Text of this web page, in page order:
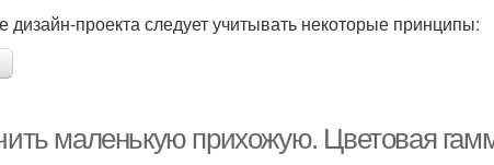
дизайн-проекта следует учитывать некоторые принципы:
маленькую прихожую. Цветовая